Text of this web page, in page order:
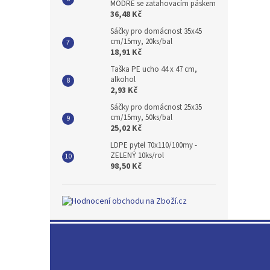
MODRÉ se zatahovacím páskem
36,48 Kč
Sáčky pro domácnost 35x45
cm/15my, 20ks/bal
18,91 Kč
Taška PE ucho 44 x 47 cm,
alkohol
2,93 Kč
Sáčky pro domácnost 25x35
cm/15my, 50ks/bal
25,02 Kč
LDPE pytel 70x110/100my -
ZELENÝ 10ks/rol
98,50 Kč